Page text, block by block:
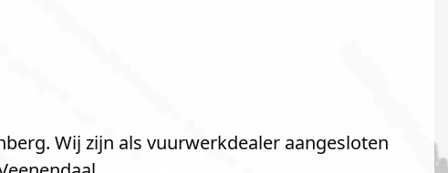
Wij zijn als vuurwerkdealer aangesloten